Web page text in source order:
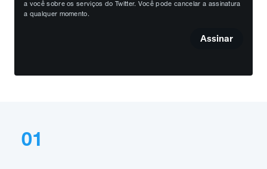
a você sobre os serviços do Twitter. Você pode cancelar a assinatura
a qualquer momento.
Assinar
01